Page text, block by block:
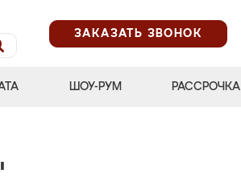
ЗАКАЗАТЬ ЗВОНОК
ШОУ-РУМ РАССРОЧКА